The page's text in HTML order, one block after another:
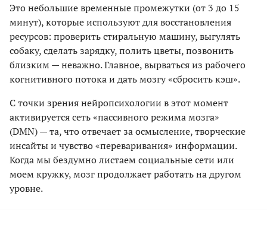
Это небольшие временные промежутки (от 3 до 15
минут), которые используют для восстановления
ресурсов: проверить стиральную машину, выгулять
собаку, сделать зарядку, полить цветы, позвонить
близким — неважно. Главное, вырваться из рабочего
когнитивного потока и дать мозгу «сбросить кэш».
С точки зрения нейропсихологии в этот момент
активируется сеть «пассивного режима мозга»
(DMN) — та, что отвечает за осмысление, творческие
инсайты и чувство «переваривания» информации.
Когда мы бездумно листаем социальные сети или
моем кружку, мозг продолжает работать на другом
уровне.